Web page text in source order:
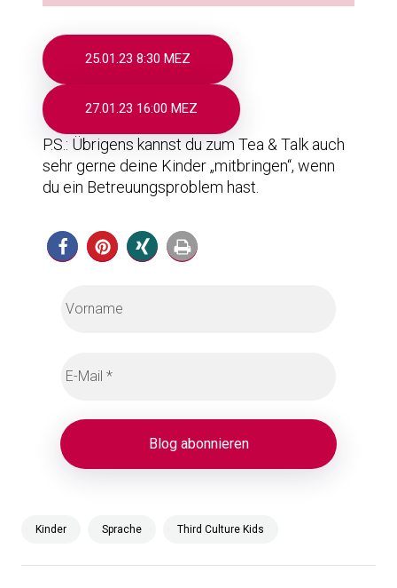
25.01.23 8:30 MEZ
27.01.23 16:00 MEZ
P.S.: Übrigens kannst du zum Tea & Talk auch
sehr gerne deine Kinder „mitbringen“, wenn
du ein Betreuungsproblem hast.
Kinder Sprache Third Culture Kids